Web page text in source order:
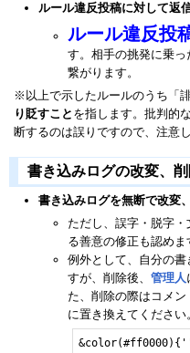
ルール違反投稿に対して返
ルール違反投
す。相手の挑発に乗
繋がります。
※以上で示したルールのうち「誹
り貶すこと を指します。批判的
断するのは誤りですので、注意
書き込みログの改変、
書き込みログを無断で改変
ただし、誤字・脱字
る善意の修正も認めま
例外として、自分の
すが、削除後、 管理人
た、削除の際はコメ
に置き換えてください
&color(#ff0000){''